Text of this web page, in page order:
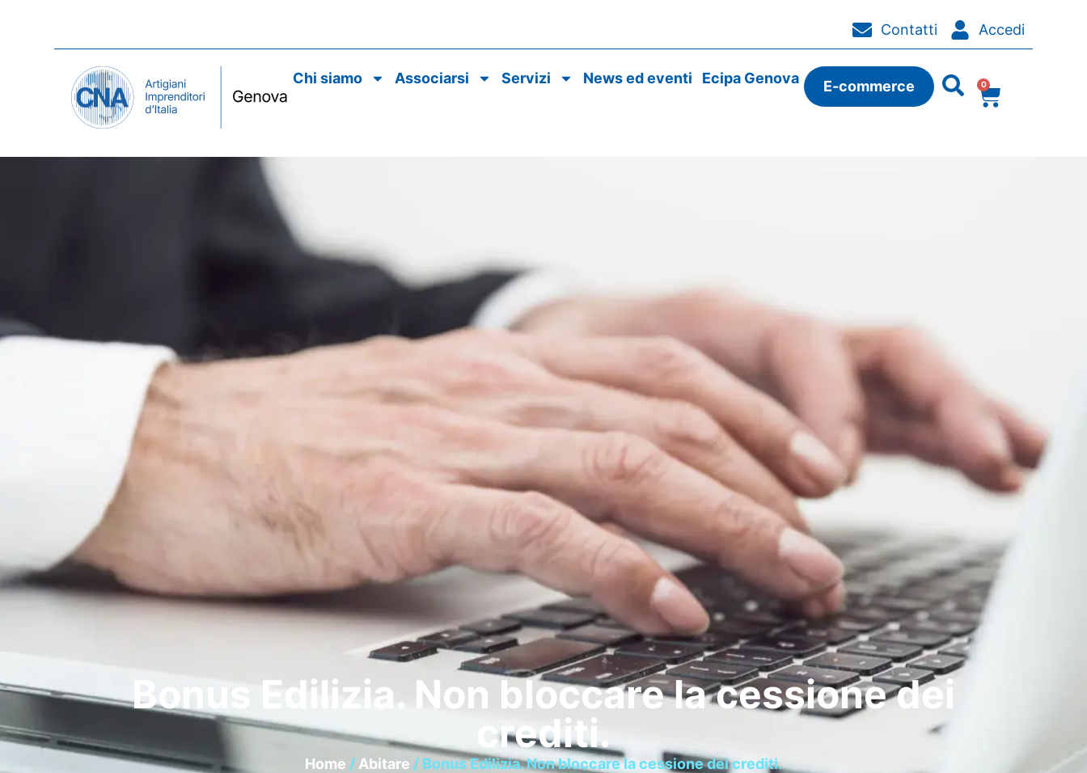
Contatti Accedi
Chi siamo Associarsi Servizi News ed eventi Ecipa Genova E-commerce 0
Bonus Edilizia. Non bloccare la cessione dei
crediti.
Home / Abitare / Bonus Edilizia. Non bloccare la cessione dei crediti.